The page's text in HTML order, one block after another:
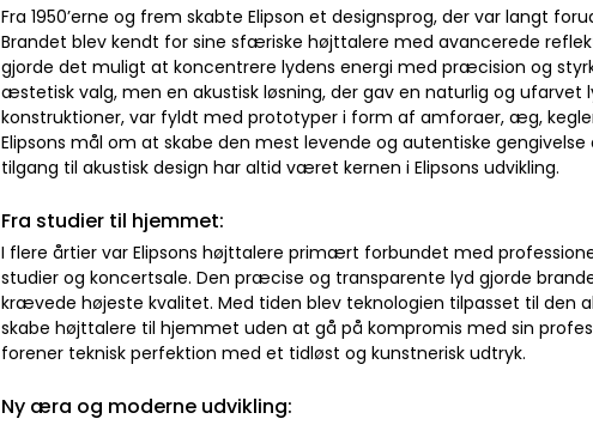
Fra 1950’erne og frem skabte Elipson et designsprog, der var langt
Brandet blev kendt for sine sfæriske højttalere med avancerede
gjorde det muligt at koncentrere lydens energi med præcision og
æstetisk valg, men en akustisk løsning, der gav en naturlig og ufarvet
konstruktioner, var fyldt med prototyper i form af amforaer, æg,
Elipsons mål om at skabe den mest levende og autentiske
tilgang til akustisk design har altid været kernen i Elipsons udvikling.
Fra studier til hjemmet:
I flere årtier var Elipsons højttalere primært forbundet med
studier og koncertsale. Den præcise og transparente lyd gjorde
krævede højeste kvalitet. Med tiden blev teknologien tilpasset til den
skabe højttalere til hjemmet uden at gå på kompromis med sin
forener teknisk perfektion med et tidløst og kunstnerisk udtryk.
Ny æra og moderne udvikling: